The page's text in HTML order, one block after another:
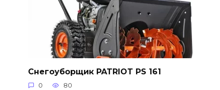
Снегоуборщик PATRIOT PS 161
0 80